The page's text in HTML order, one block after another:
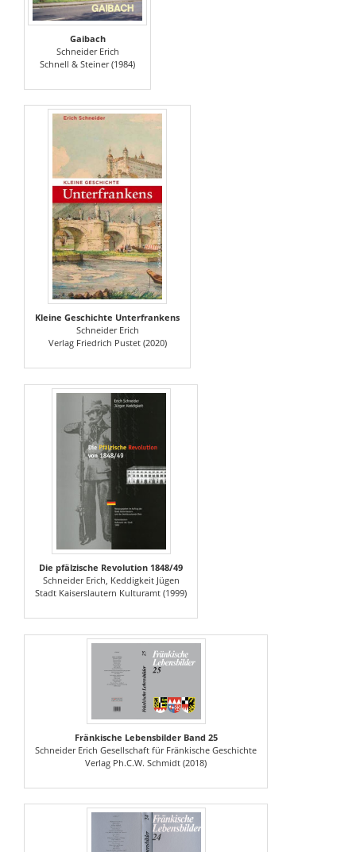
Gaibach
Schneider Erich
Schnell & Steiner (1984)
Kleine Geschichte Unterfrankens
Schneider Erich
Verlag Friedrich Pustet (2020)
Die pfälzische Revolution 1848/49
Schneider Erich, Keddigkeit Jügen
Stadt Kaiserslautern Kulturamt (1999)
Fränkische Lebensbilder Band 25
Schneider Erich Gesellschaft für Fränkische Geschichte
Verlag Ph.C.W. Schmidt (2018)